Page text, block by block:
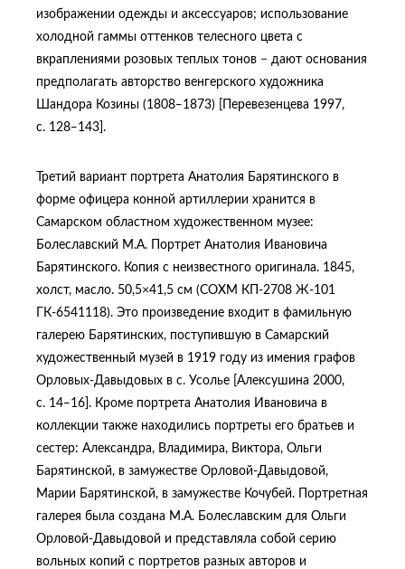
изображении одежды и аксессуаров; использование
холодной гаммы оттенков телесного цвета с
вкраплениями розовых теплых тонов − дают основания
предполагать авторство венгерского художника
Шандора Козины (1808‒1873) [Перевезенцева 1997,
с. 128‒143].
Третий вариант портрета Анатолия Барятинского в
форме офицера конной артиллерии хранится в
Самарском областном художественном музее:
Болеславский М.А. Портрет Анатолия Ивановича
Барятинского. Копия с неизвестного оригинала. 1845,
холст, масло. 50,5×41,5 см (СОХМ КП-2708 Ж-101
ГК-6541118). Это произведение входит в фамильную
галерею Барятинских, поступившую в Самарский
художественный музей в 1919 году из имения графов
Орловых-Давыдовых в с. Усолье [Алексушина 2000,
с. 14‒16]. Кроме портрета Анатолия Ивановича в
коллекции также находились портреты его братьев и
сестер: Александра, Владимира, Виктора, Ольги
Барятинской, в замужестве Орловой-Давыдовой,
Марии Барятинской, в замужестве Кочубей. Портретная
галерея была создана М.А. Болеславским для Ольги
Орловой-Давыдовой и представляла собой серию
вольных копий с портретов разных авторов и